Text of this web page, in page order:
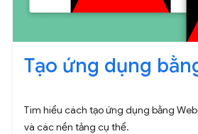
Tạo ứng dụng
Tìm hiểu cách tạo ứng dụng bằng
và các nền tảng cụ thể.